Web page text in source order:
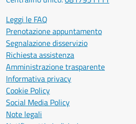
Leggi le FAQ
Prenotazione appuntamento
Segnalazione disservizio
Richiesta assistenza
Amministrazione trasparente
Informativa privacy
Cookie Policy
Social Media Policy
Note legali